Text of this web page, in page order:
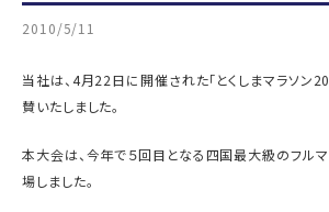
2010/5/11
当社は、4月22日に開催された「とくしまマラソン
賛いたしました。
本大会は、今年で５回目となる四国最大級のフル
場しました。